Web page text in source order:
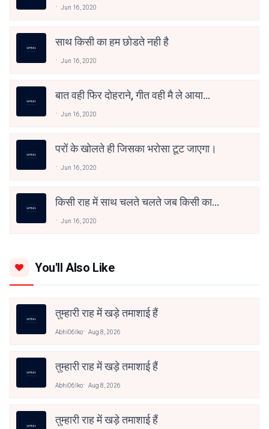
Jun 16, 2020
साथ किसी का हम छोडते नही है
Jun 16, 2020
बात वही फिर दोहराने, गीत वही मै ले आया...
Jun 16, 2020
परों के खोलते ही जिसका भरोसा टूट जाएगा।
Jun 16, 2020
किसी राह में साथ चलते चलते जब किसी का
Jun 16, 2020
You'll Also Like
तुम्हारी राह में खड़े तमाशाई हैं
Abhi06lko Aug 8, 2026
तुम्हारी राह में खड़े तमाशाई हैं
Abhi06lko Aug 8, 2026
तुम्हारी राह में खड़े तमाशाई हैं